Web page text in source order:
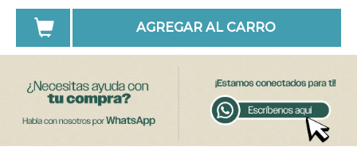
AGREGAR AL CARRO